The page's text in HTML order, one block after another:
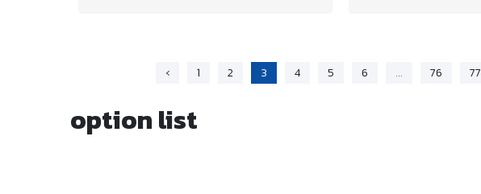
‹ 1 2 3 4 5 6 ... 76 77
option list